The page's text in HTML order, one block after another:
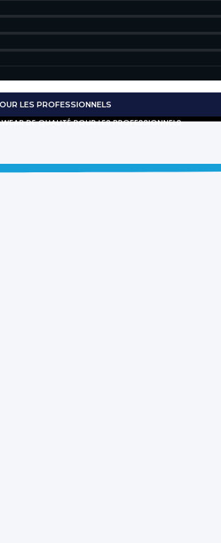
LES PROFESSIONNELS
DE QUALITÉ POUR LES PROFESSIONNELS